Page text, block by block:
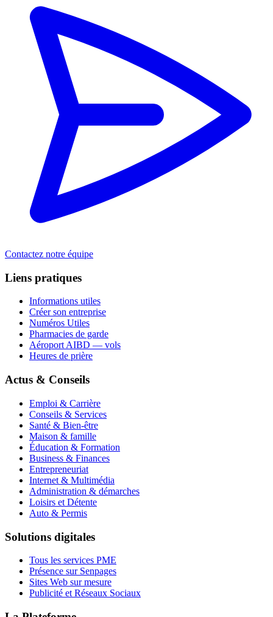
Contactez notre équipe
Liens pratiques
Informations utiles
Créer son entreprise
Numéros Utiles
Pharmacies de garde
Aéroport AIBD — vols
Heures de prière
Actus & Conseils
Emploi & Carrière
Conseils & Services
Santé & Bien-être
Maison & famille
Éducation & Formation
Business & Finances
Entrepreneuriat
Internet & Multimédia
Administration & démarches
Loisirs et Détente
Auto & Permis
Solutions digitales
Tous les services PME
Présence sur Senpages
Sites Web sur mesure
Publicité et Réseaux Sociaux